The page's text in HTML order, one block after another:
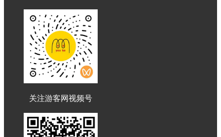
关注游客网视频号